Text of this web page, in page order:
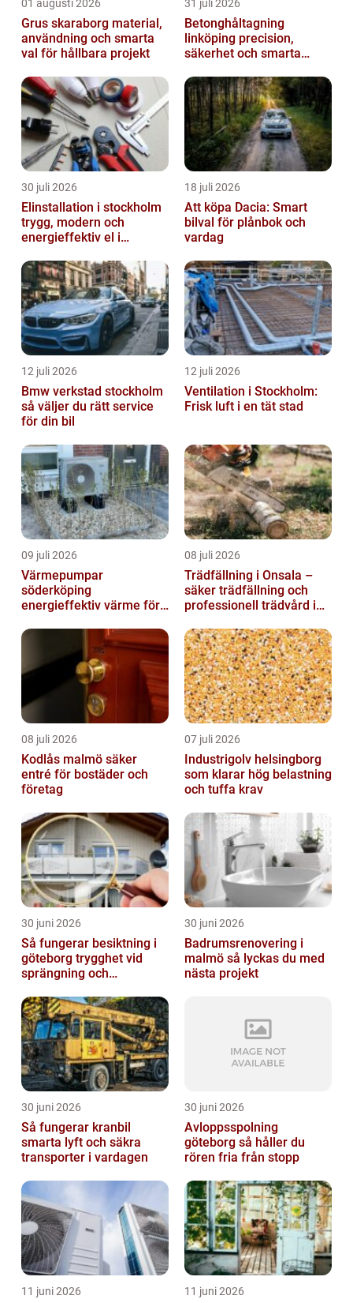
01 augusti 2026
Grus skaraborg material,
användning och smarta
val för hållbara projekt
31 juli 2026
Betonghåltagning
linköping precision,
säkerhet och smarta
30 juli 2026
Elinstallation i stockholm
trygg, modern och
energieffektiv el i
18 juli 2026
Att köpa Dacia: Smart
bilval för plånbok och
vardag
12 juli 2026
Bmw verkstad stockholm
så väljer du rätt service
för din bil
12 juli 2026
Ventilation i Stockholm:
Frisk luft i en tät stad
09 juli 2026
Värmepumpar
söderköping
energieffektiv värme för
08 juli 2026
Trädfällning i Onsala –
säker trädfällning och
professionell trädvård i
08 juli 2026
Kodlås malmö säker
entré för bostäder och
företag
07 juli 2026
Industrigolv helsingborg
som klarar hög belastning
och tuffa krav
30 juni 2026
Så fungerar besiktning i
göteborg trygghet vid
sprängning och
30 juni 2026
Badrumsrenovering i
malmö så lyckas du med
nästa projekt
30 juni 2026
Så fungerar kranbil
smarta lyft och säkra
transporter i vardagen
30 juni 2026
Avloppsspolning
göteborg så håller du
rören fria från stopp
11 juni 2026 11 juni 2026